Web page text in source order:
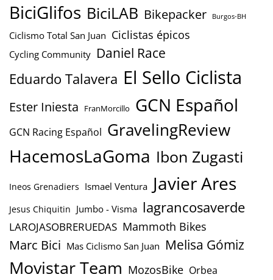
BiciGlifos BiciLAB Bikepacker Burgos-BH
Ciclismo Total San Juan Ciclistas épicos
Cycling Community Daniel Race
Eduardo Talavera El Sello Ciclista
Ester Iniesta FranMorcillo GCN Español
GCN Racing Español GravelingReview
HacemosLaGoma Ibon Zugasti
Ineos Grenadiers Ismael Ventura Javier Ares
Jesus Chiquitin Jumbo - Visma lagrancosaverde
LAROJASOBRERUEDAS Mammoth Bikes
Marc Bici Mas Ciclismo San Juan Melisa Gómiz
Movistar Team MozosBike Orbea